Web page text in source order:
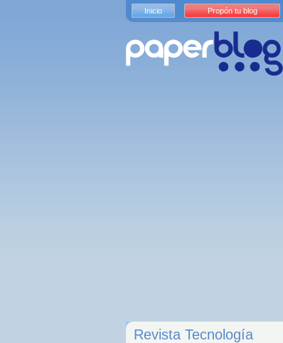
Revista Tecnología
Inicio Propón tu blog